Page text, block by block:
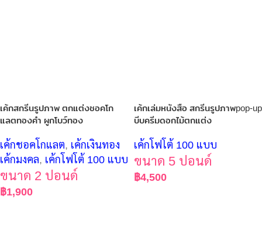
เค้กสกรีนรูปภาพ ตกแต่งชอคโก
แลตทองคำ ผูกโบว์ทอง
เค้กชอคโกแลต, เค้กเงินทอง
เค้กมงคล, เค้กโฟโต้ 100 แบบ
ขนาด 2 ปอนด์
฿1,900
เค้กเล่มหนังสือ สกรีนรูปภาพpop-up
บีบครีมดอกไม้ตกแต่ง
เค้กโฟโต้ 100 แบบ
ขนาด 5 ปอนด์
฿4,500